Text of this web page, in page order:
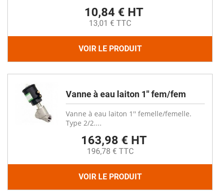
10,84 € HT
13,01 € TTC
VOIR LE PRODUIT
Vanne à eau laiton 1'' fem/fem
Vanne à eau laiton 1'' femelle/femelle.
Type 2/2....
163,98 € HT
196,78 € TTC
VOIR LE PRODUIT